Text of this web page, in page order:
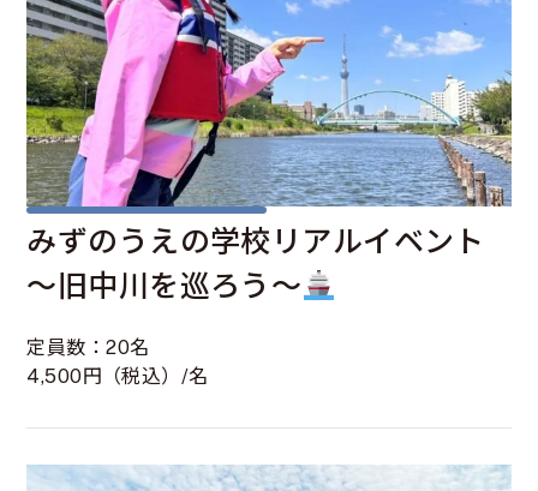
みずのうえの学校リアルイベント
～旧中川を巡ろう～
定員数：20名
4,500円（税込）/名